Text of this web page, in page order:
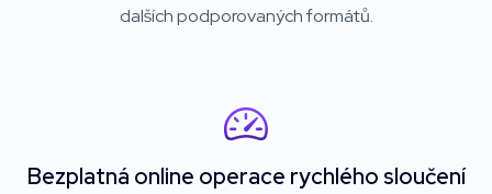
dalších podporovaných formátů.
Bezplatná online operace rychlého sloučení